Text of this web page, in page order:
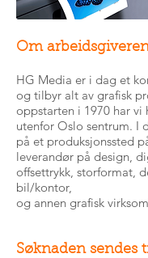
Om
HG Media er i dag et
og tilbyr alt av grafisk
oppstarten i 1970 har
utenfor Oslo sentrum. I
på et produksjonssted
leverandør på design,
offsettrykk, storformat,
bil/kontor,
og annen grafisk
Søknaden sendes